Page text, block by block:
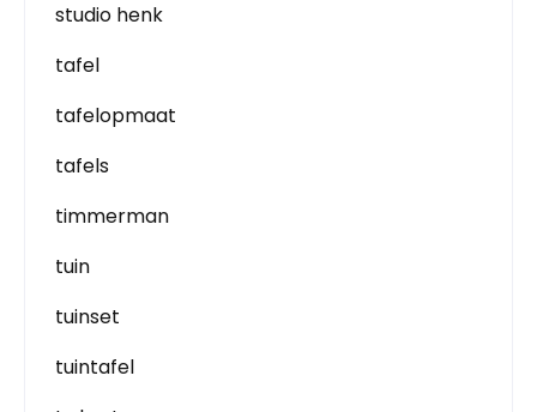
studio henk
tafel
tafelopmaat
tafels
timmerman
tuin
tuinset
tuintafel